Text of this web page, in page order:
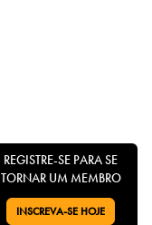
REGISTRE-SE PARA SE
TORNAR UM MEMBRO
VÁ PARA:
INSCREVA-SE HOJE